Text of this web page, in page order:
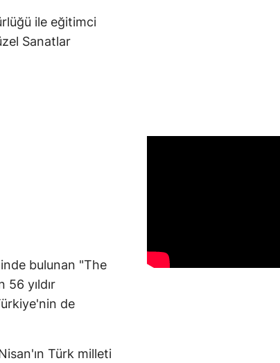
ile eğitimci
Sanatlar
bulunan "The
yıldır
de
Türk milleti